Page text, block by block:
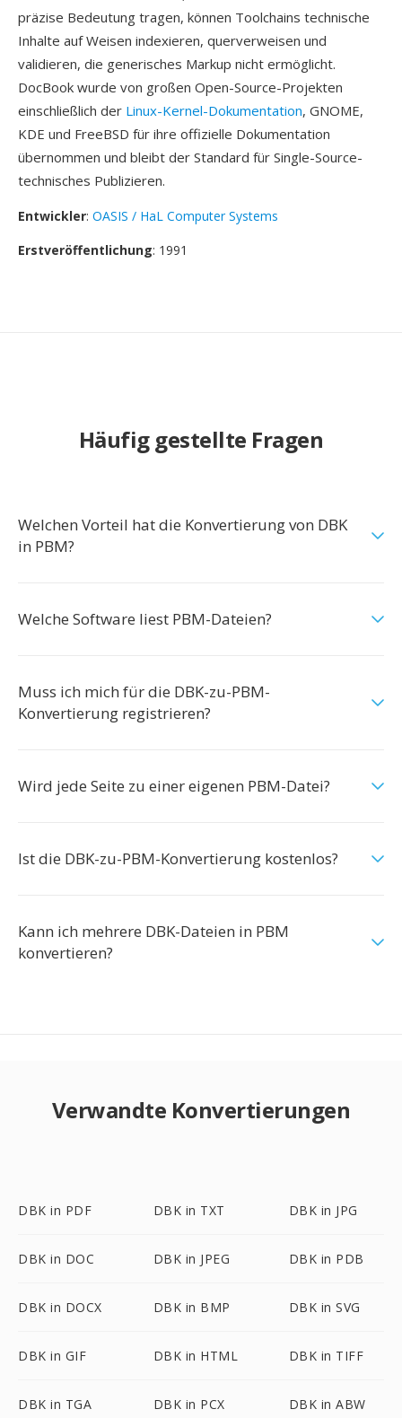
präzise Bedeutung tragen, können Toolchains technische
Inhalte auf Weisen indexieren, querverweisen und
validieren, die generisches Markup nicht ermöglicht.
DocBook wurde von großen Open-Source-Projekten
einschließlich der Linux-Kernel-Dokumentation, GNOME,
KDE und FreeBSD für ihre offizielle Dokumentation
übernommen und bleibt der Standard für Single-Source-
technisches Publizieren.
Entwickler: OASIS / HaL Computer Systems
Erstveröffentlichung: 1991
Häufig gestellte Fragen
Welchen Vorteil hat die Konvertierung von DBK
in PBM?
Welche Software liest PBM-Dateien?
Muss ich mich für die DBK-zu-PBM-
Konvertierung registrieren?
Wird jede Seite zu einer eigenen PBM-Datei?
Ist die DBK-zu-PBM-Konvertierung kostenlos?
Kann ich mehrere DBK-Dateien in PBM
konvertieren?
Verwandte Konvertierungen
DBK in PDF DBK in TXT DBK in JPG
DBK in DOC DBK in JPEG DBK in PDB
DBK in DOCX DBK in BMP DBK in SVG
DBK in GIF DBK in HTML DBK in TIFF
DBK in TGA DBK in PCX DBK in ABW